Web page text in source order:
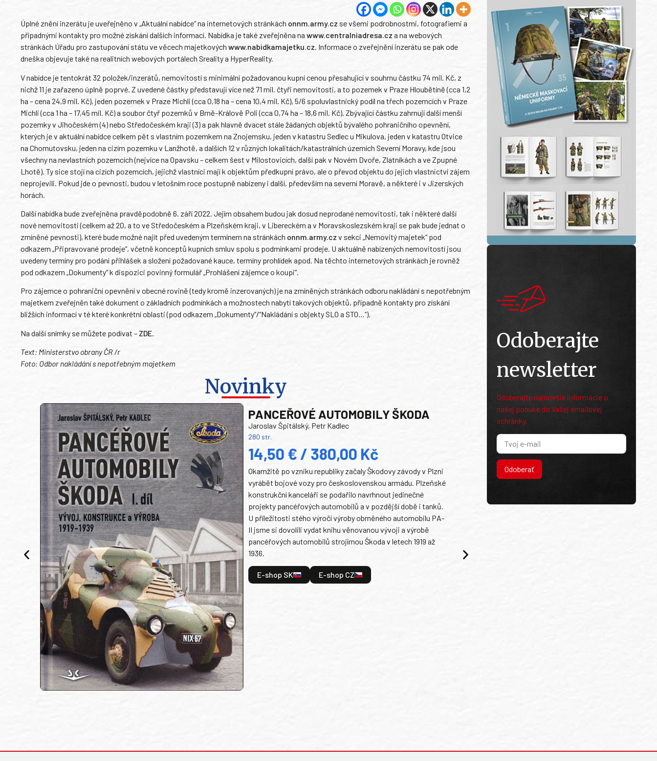
Úplné znění inzerátu je uveřejněno v „Aktuální nabídce“ na internetových stránkách onnm.army.cz se všemi podrobnostmi, fotografiemi a
případnými kontakty pro možné získání dalších informací. Nabídka je také zveřejněna na www.centralniadresa.cz a na webových
stránkách Úřadu pro zastupování státu ve věcech majetkových www.nabidkamajetku.cz. Informace o zveřejnění inzerátu se pak ode
dneška objevuje také na realitních webových portálech Sreality a HyperReality.
V nabídce je tentokrát 32 položek/inzerátů, nemovitostí s minimální požadovanou kupní cenou přesahující v souhrnu částku 74 mil. Kč, z
nichž 11 je zařazeno úplně poprvé. Z uvedené částky představují více než 71 mil. čtyři nemovitosti, a to pozemek v Praze Hloubětíně (cca 1,2
ha – cena 24,9 mil. Kč), jeden pozemek v Praze Michli (cca 0,18 ha – cena 10,4 mil. Kč), 5/6 spoluvlastnický podíl na třech pozemcích v Praze
Michli (cca 1 ha – 17,45 mil. Kč) a soubor čtyř pozemků v Brně-Králově Poli (cca 0,74 ha – 18,6 mil. Kč). Zbývající částku zahrnují další menší
pozemky v Jihočeském (4) nebo Středočeském kraji (3) a pak hlavně dvacet stále žádaných objektů bývalého pohraničního opevnění,
kterých je v aktuální nabídce celkem pět s vlastním pozemkem na Znojemsku, jeden v katastru Sedlec u Mikulova, jeden v katastru Otvice
na Chomutovsku, jeden na cizím pozemku v Lanžhotě, a dalších 12 v různých lokalitách/katastrálních územích Severní Moravy, kde jsou
všechny na nevlastních pozemcích (nejvíce na Opavsku – celkem šest v Milostovicích, další pak v Novém Dvoře, Zlatníkách a ve Zpupné
Lhotě). Ty sice stojí na cizích pozemcích, jejichž vlastníci mají k objektům předkupní právo, ale o převod objektu do jejich vlastnictví zájem
neprojevili. Pokud jde o pevnosti, budou v letošním roce postupně nabízeny i další, především na severní Moravě, a některé i v Jizerských
horách.
Další nabídka bude zveřejněna pravděpodobně 6. září 2022. Jejím obsahem budou jak dosud neprodané nemovitosti, tak i některé další
nové nemovitosti (celkem až 20, a to ve Středočeském a Plzeňském kraji, v Libereckém a v Moravskoslezském kraji se pak bude jednat o
zmíněné pevnosti), které bude možné najít před uvedeným termínem na stránkách onnm.army.cz v sekci „Nemovitý majetek“ pod
odkazem „Připravované prodeje“, včetně konceptů kupních smluv spolu s podmínkami prodeje. U aktuálně nabízených nemovitostí jsou
uvedeny termíny pro podání přihlášek a složení požadované kauce, termíny prohlídek apod. Na těchto internetových stránkách je rovněž
pod odkazem „Dokumenty“ k dispozici povinný formulář „Prohlášení zájemce o koupi“.
Pro zájemce o pohraniční opevnění v obecné rovině (tedy kromě inzerovaných) je na zmíněných stránkách odboru nakládání s nepotřebným
majetkem zveřejněn také dokument o základních podmínkách a možnostech nabytí takových objektů, případně kontakty pro získání
bližších informací v té které konkrétní oblasti (pod odkazem „Dokumenty“/“Nakládání s objekty SLO a STO…“).
Na další snímky se můžete podívat – ZDE
Text: Ministerstvo obrany ČR /r
Foto: Odbor nakládání s nepotřebným majetkem
Novinky
PANCEŘOVÉ AUTOMOBILY ŠKODA
Jaroslav Špitálský, Petr Kadlec
280 str.
14,50 € / 380,00 Kč
Okamžitě po vzniku republiky začaly Škodovy závody v Plzni
vyrábět bojové vozy pro československou armádu. Plzeňské
konstrukční kanceláři se podařilo navrhnout jedinečné
projekty pancéřových automobilů a v pozdější době i tanků.
U příležitosti stého výročí výroby obrněného automobilu PA-
II jsme si dovolili vydat knihu věnovanou vývoji a výrobě
pancéřových automobilů strojírnou Škoda v letech 1919 až
1936.
E-shop SK E-shop CZ
Odoberajte
newsletter
Odoberajte najnovšie informácie o
našej ponuke do Vašej emailovej
schránky.
Odoberať